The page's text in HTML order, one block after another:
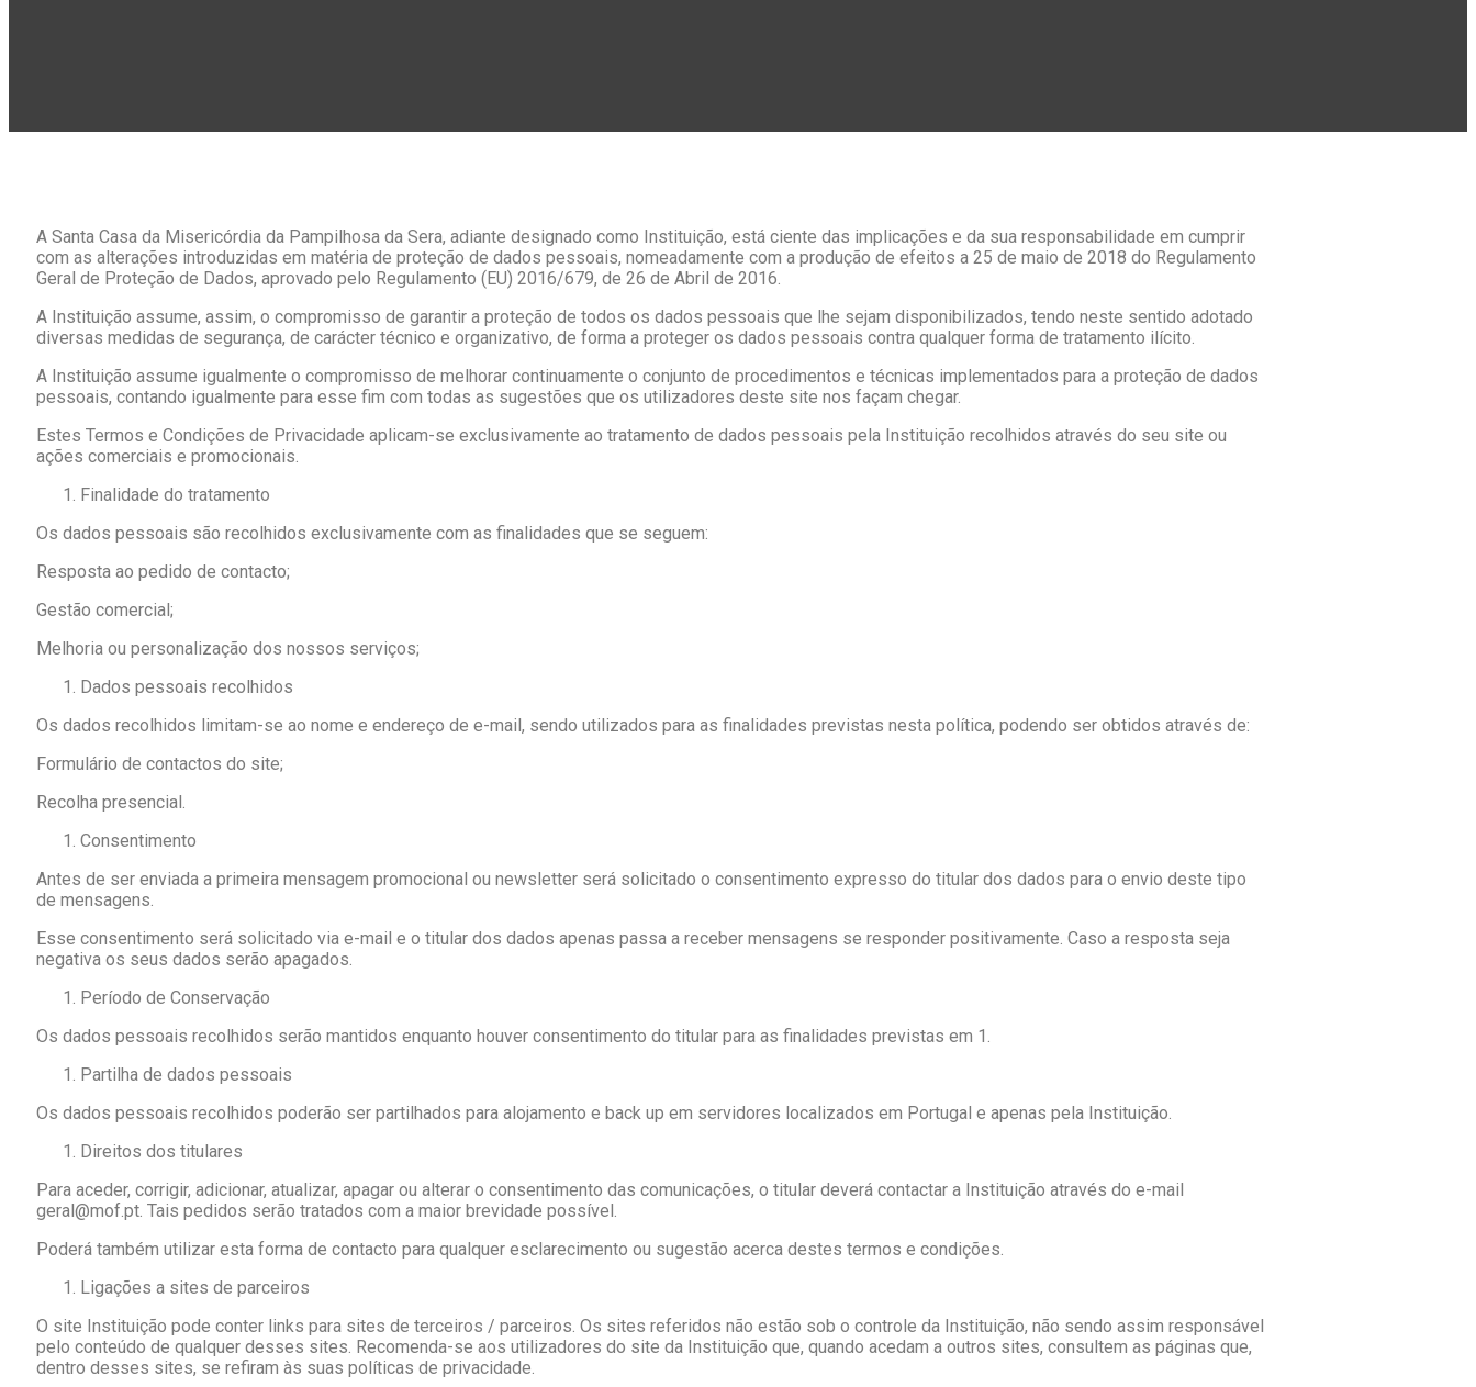
A Santa Casa da Misericórdia da Pampilhosa da Sera, adiante designado como Instituição, está ciente das implicações e da sua responsabilidade em cumprir
com as alterações introduzidas em matéria de proteção de dados pessoais, nomeadamente com a produção de efeitos a 25 de maio de 2018 do Regulamento
Geral de Proteção de Dados, aprovado pelo Regulamento (EU) 2016/679, de 26 de Abril de 2016.
A Instituição assume, assim, o compromisso de garantir a proteção de todos os dados pessoais que lhe sejam disponibilizados, tendo neste sentido adotado
diversas medidas de segurança, de carácter técnico e organizativo, de forma a proteger os dados pessoais contra qualquer forma de tratamento ilícito.
A Instituição assume igualmente o compromisso de melhorar continuamente o conjunto de procedimentos e técnicas implementados para a proteção de dados
pessoais, contando igualmente para esse fim com todas as sugestões que os utilizadores deste site nos façam chegar.
Estes Termos e Condições de Privacidade aplicam-se exclusivamente ao tratamento de dados pessoais pela Instituição recolhidos através do seu site ou
ações comerciais e promocionais.
Finalidade do tratamento
Os dados pessoais são recolhidos exclusivamente com as finalidades que se seguem:
Resposta ao pedido de contacto;
Gestão comercial;
Melhoria ou personalização dos nossos serviços;
Dados pessoais recolhidos
Os dados recolhidos limitam-se ao nome e endereço de e-mail, sendo utilizados para as finalidades previstas nesta política, podendo ser obtidos através de:
Formulário de contactos do site;
Recolha presencial.
Consentimento
Antes de ser enviada a primeira mensagem promocional ou newsletter será solicitado o consentimento expresso do titular dos dados para o envio deste tipo
de mensagens.
Esse consentimento será solicitado via e-mail e o titular dos dados apenas passa a receber mensagens se responder positivamente. Caso a resposta seja
negativa os seus dados serão apagados.
Período de Conservação
Os dados pessoais recolhidos serão mantidos enquanto houver consentimento do titular para as finalidades previstas em 1.
Partilha de dados pessoais
Os dados pessoais recolhidos poderão ser partilhados para alojamento e back up em servidores localizados em Portugal e apenas pela Instituição.
Direitos dos titulares
Para aceder, corrigir, adicionar, atualizar, apagar ou alterar o consentimento das comunicações, o titular deverá contactar a Instituição através do e-mail
geral@mof.pt. Tais pedidos serão tratados com a maior brevidade possível.
Poderá também utilizar esta forma de contacto para qualquer esclarecimento ou sugestão acerca destes termos e condições.
Ligações a sites de parceiros
O site Instituição pode conter links para sites de terceiros / parceiros. Os sites referidos não estão sob o controle da Instituição, não sendo assim responsável
pelo conteúdo de qualquer desses sites. Recomenda-se aos utilizadores do site da Instituição que, quando acedam a outros sites, consultem as páginas que,
dentro desses sites, se refiram às suas políticas de privacidade.